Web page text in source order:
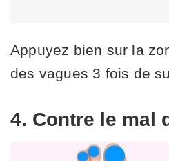
Appuyez bien sur la
des vagues 3 fois de
4. Contre le mal